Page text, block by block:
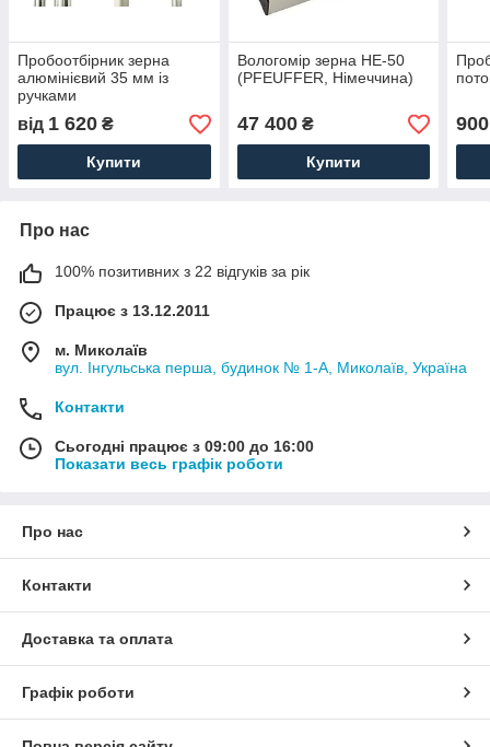
Пробоотбірник зерна
алюмінієвий 35 мм із
ручками
від 1 620 ₴
Купити
Вологомір зерна НЕ-50
(PFEUFFER, Німеччина)
47 400₴
Купити
900
Про нас
100% позитивних з 22 відгуків за рік
Працює з 13.12.2011
м. Миколаїв
вул. Інгульська перша, будинок № 1-А, Миколаїв, Україна
Контакти
Сьогодні працює з 09:00 до 16:00
Показати весь графік роботи
Про нас
Контакти
Доставка та оплата
Графік роботи